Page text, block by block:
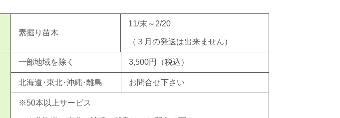
素掘り苗木
11/末～2/20
（３月の発送は出来ません）
一部地域を除く 3,500円 （税込）
北海道･東北･沖縄･離島 お問合せ下さい
※50本以上サービス